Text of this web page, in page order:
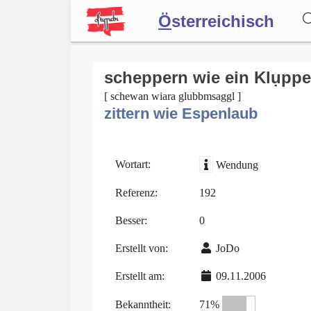
Österreichisch
Forum
Blog
scheppern wie ein
[ schewan wiara glubbmsaggl ]
zittern wie Espenlaub
Wortart: Wendung
Referenz: 192
Besser: 0
Erstellt von: JoDo
Erstellt am: 09.11.2006
Bekanntheit: 71%